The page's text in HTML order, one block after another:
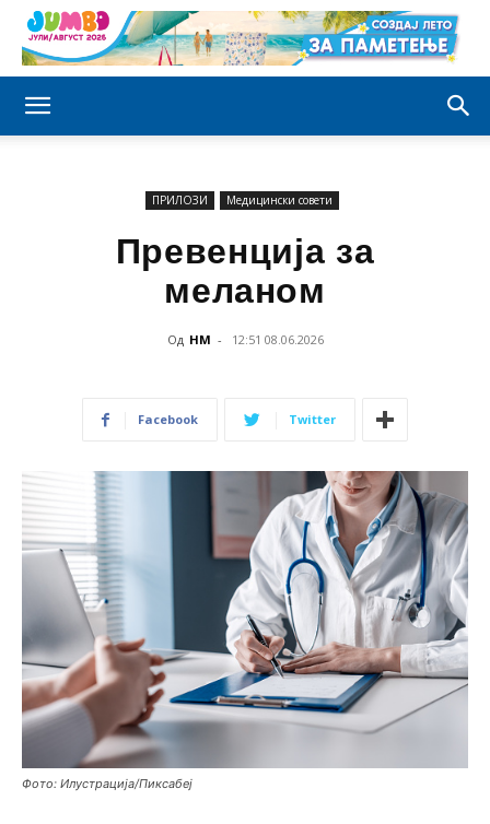
ПРИЛОЗИ Медицински совети
Превенција за
меланом
Од НМ - 12:51 08.06.2026
Facebook Twitter
Фото: Илустрација/Пиксабеј